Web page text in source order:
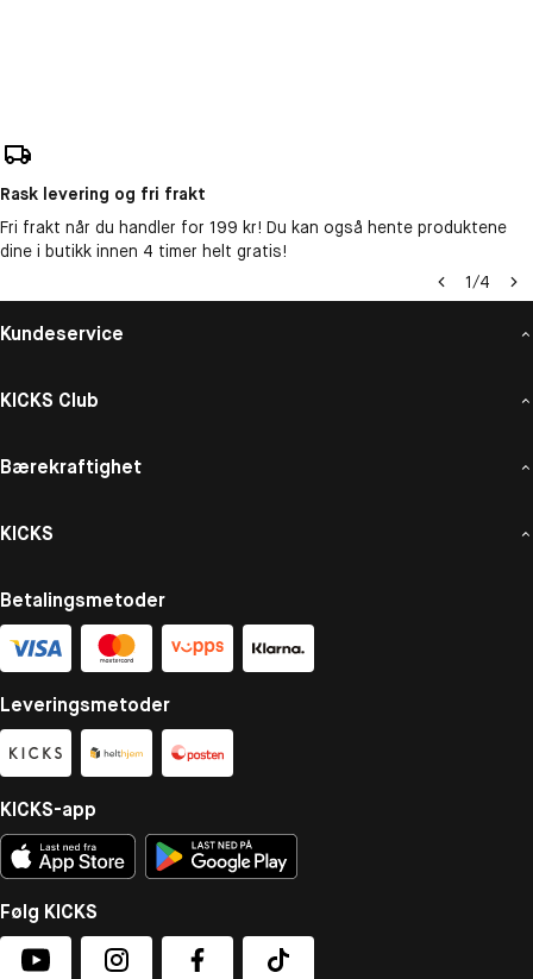
Rask levering og fri frakt
Fri frakt når du handler for 199 kr! Du kan også hente produktene
dine i butikk innen 4 timer helt gratis!
1/4
Kundeservice
KICKS Club
Bærekraftighet
KICKS
Betalingsmetoder
Leveringsmetoder
KICKS-app
Følg KICKS